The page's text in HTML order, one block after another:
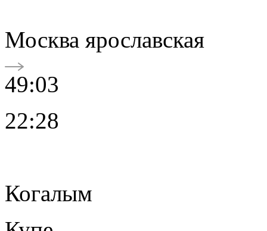
Москва ярославская
49:03
22:28
Когалым